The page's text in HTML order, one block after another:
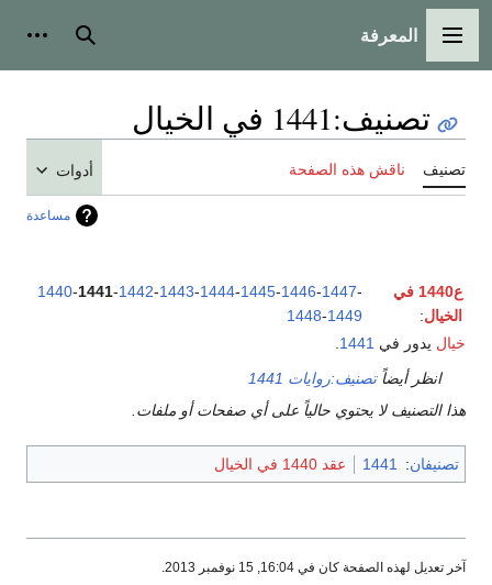
القائمة الرئيسية
المعرفة بحث
تصنيف:1441 في الخيال
تصنيف ناقش هذه الصفحة أدوات
مساعدة
ع1440 في
الخيال:
1440-1441-1442-1443-1444-1445-1446-1447-
1448-1449
خيال يدور في 1441
انظر أيضاًتصنيف:روايات 1441
هذا التصنيف لا يحتوي حالياً على أي صفحات أو ملفات.
تصنيفان:
1441 عقد 1440 في الخيال
آخر تعديل لهذه الصفحة كان في 16:04, 15 نوفمبر 2013.